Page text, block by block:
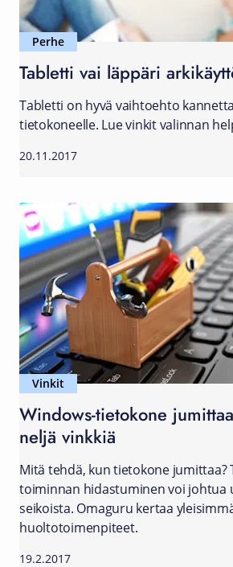
Perhe
Tabletti vai läppäri
Tabletti on hyvä vaihtoehto
tietokoneelle. Lue vinkit valinnan
20.11.2017
Vinkit
Windows-tietokone
neljä vinkkiä
Mitä tehdä, kun tietokone jumittaa?
toiminnan hidastuminen voi johtua
seikoista. Omaguru kertaa
huoltotoimenpiteet.
19.2.2017